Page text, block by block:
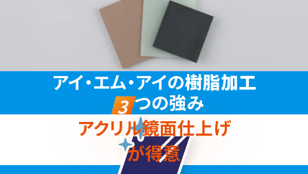
アイ・エム・アイの樹脂加工
3つの強み
アクリル鏡面仕上げ
が得意